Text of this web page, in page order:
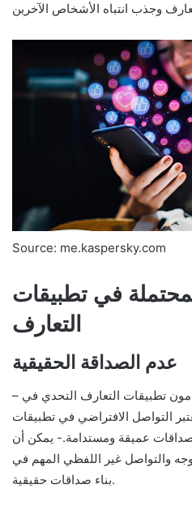
Source: me.kaspersky.com
في تطبيقات
التعارف
عدم الصداقة الحقيقية
– قد يواجه الأشخاص الذين يستخدمون تطبيقات التعارف التحدي في
التواصل الافتراضي في تطبيقات
صداقات عميقة ومستدامة.- يمكن أن
والتواصل غير اللفظي المهم في
بناء صداقات حقيقية.